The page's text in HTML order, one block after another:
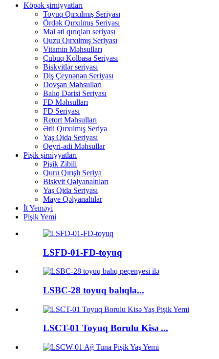
Köpək şirniyyatları
Toyuq Qırxılmış Seriyası
Ördək Qırxılmış Seriyası
Mal əti qırıqları seriyası
Quzu Qırxılmış Seriyası
Vitamin Məhsulları
Çubuq Kolbasa Seriyası
Biskvitlər seriyası
Diş Çeynənən Seriyası
Dovşan Məhsulları
Balıq Dərisi Seriyası
FD Məhsulları
FD Seriyası
Retort Məhsulları
Ətli Qırxılmış Seriya
Yaş Qida Seriyası
Qeyri-adi Məhsullar
Pişik şirniyyatları
Pişik Zibili
Quru Qırışlı Seriya
Biskvit Qəlyanaltıları
Yaş Qida Seriyası
Maye Qəlyanaltılar
İt Yeməyi
Pişik Yemi
LSFD-01-FD-toyuq
LSBC-28 toyuq balıqla...
LSCT-01 Toyuq Borulu Kisə ...